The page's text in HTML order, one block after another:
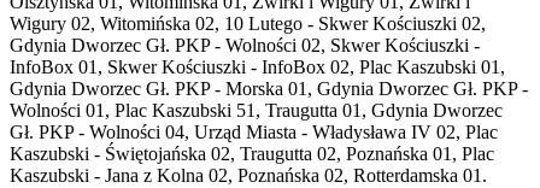
Wigury 02, Witomińska 02, 10 Lutego - Skwer Kościuszki 02,
Gdynia Dworzec Gł. PKP - Wolności 02, Skwer Kościuszki -
InfoBox 01, Skwer Kościuszki - InfoBox 02, Plac Kaszubski 01,
Gdynia Dworzec Gł. PKP - Morska 01, Gdynia Dworzec Gł. PKP -
Wolności 01, Plac Kaszubski 51, Traugutta 01, Gdynia Dworzec
Gł. PKP - Wolności 04, Urząd Miasta - Władysława IV 02, Plac
Kaszubski - Świętojańska 02, Traugutta 02, Poznańska 01, Plac
Kaszubski - Jana z Kolna 02, Poznańska 02, Rotterdamska 01.